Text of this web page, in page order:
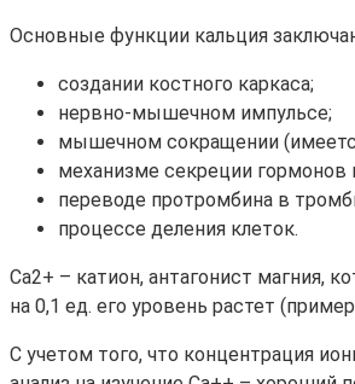
Основные функции кальция
создании костного каркаса;
нервно-мышечном импульсе;
мышечном сокращении
механизме секреции гормонов
переводе протромбина в
процессе деления клеток.
Са2+ – катион, антагонист магния,
на 0,1 ед. его уровень растет
С учетом того, что концентрация